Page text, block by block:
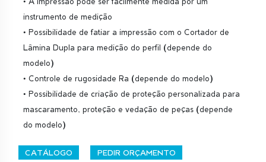
instrumento de medição
• Possibilidade de fatiar a impressão com o Cortador de
Lâmina Dupla para medição do perfil (depende do
modelo)
• Controle de rugosidade Ra (depende do modelo)
• Possibilidade de criação de proteção personalizada para
mascaramento, proteção e vedação de peças (depende
do modelo)
CATÁLOGO PEDIR ORÇAMENTO